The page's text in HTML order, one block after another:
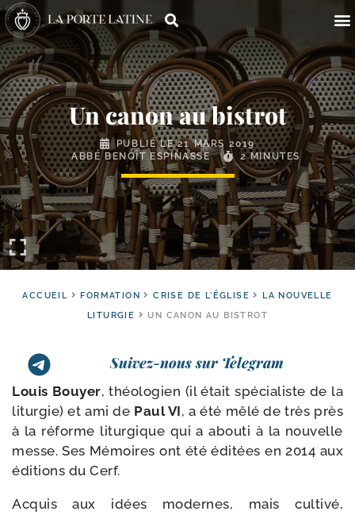
Un canon au bistrot
PUBLIÉ LE21 MARS 2019
ABBÉ BENOÎT ESPINASSE
2 MINUTES
ACCUEIL FORMATION CRISE DE L'ÉGLISE
LA NOUVELLE
LITURGIE
UN CANON AU BISTROT
Suivez-nous sur Telegram
Louis Bouyer, théo­lo­gien (il était spé­cia­liste de la
litur­gie) et ami de Paul VI, a été mêlé de très près
à la réforme litur­gique qui a abou­ti à la nou­velle
messe. Ses Mémoires ont été édi­tées en 2014 aux
édi­tions du Cerf.
Acquis aux idées modernes, mais culti­vé,